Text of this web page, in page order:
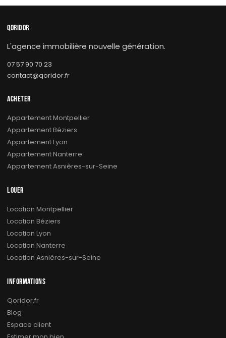
QORIDOR
L'agence immobilière nouvelle génération.
07 57 90 70 23
contact@qoridor.fr
ACHETER
Appartement Montpellier
Appartement Béziers
Appartement Lyon
Appartement Nanterre
Appartement Asnières-sur-Seine
LOUER
Location Montpellier
Location Béziers
Location Lyon
Location Nanterre
Location Asnières-sur-Seine
INFORMATIONS
Qoridor.fr
Blog
Espace client